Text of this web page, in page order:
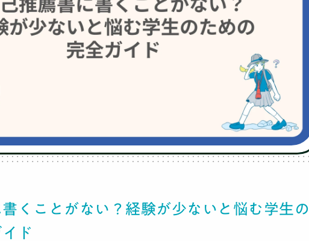
TOP
社会人コーチ
くことがない？経験が少ないと悩む学生の
ド